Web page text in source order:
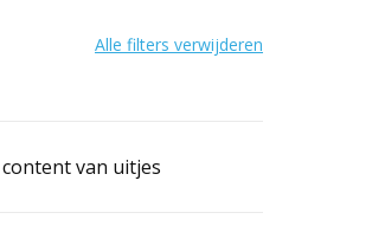
Alle filters verwijderen
van uitjes